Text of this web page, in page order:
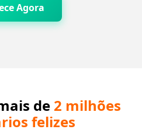
Agora
de 2 milhões
felizes